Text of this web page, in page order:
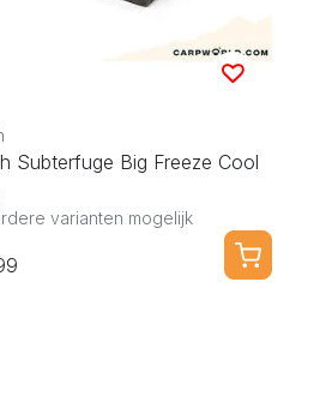
Subterfuge Big Freeze Cool
varianten mogelijk